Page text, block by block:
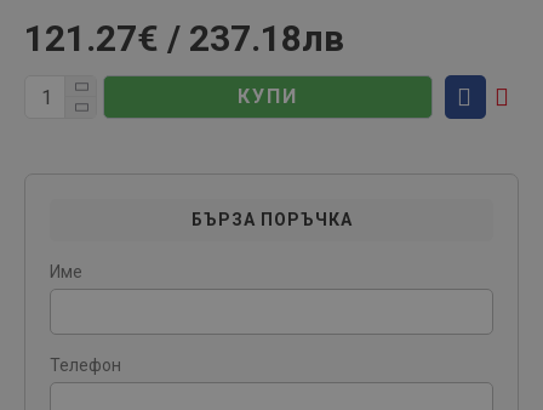
121.27€ / 237.18лв
КУПИ
БЪРЗА ПОРЪЧКА
Име
Телефон